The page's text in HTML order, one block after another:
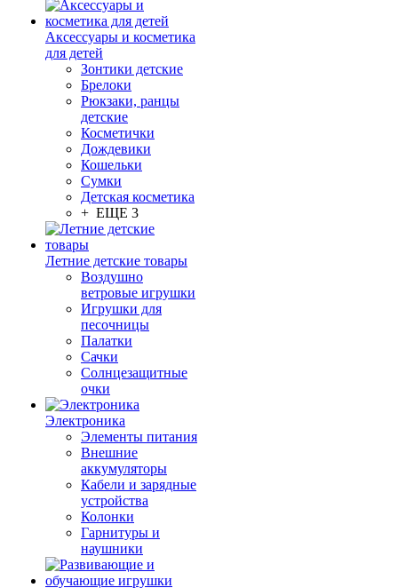
Аксессуары и косметика
для детей
Зонтики детские
Брелоки
Рюкзаки, ранцы
детские
Косметички
Дождевики
Кошельки
Сумки
Детская косметика
+ ЕЩЕ 3
Летние детские товары
Воздушно
ветровые игрушки
Игрушки для
песочницы
Палатки
Сачки
Солнцезащитные
очки
Электроника
Элементы питания
Внешние
аккумуляторы
Кабели и зарядные
устройства
Колонки
Гарнитуры и
наушники